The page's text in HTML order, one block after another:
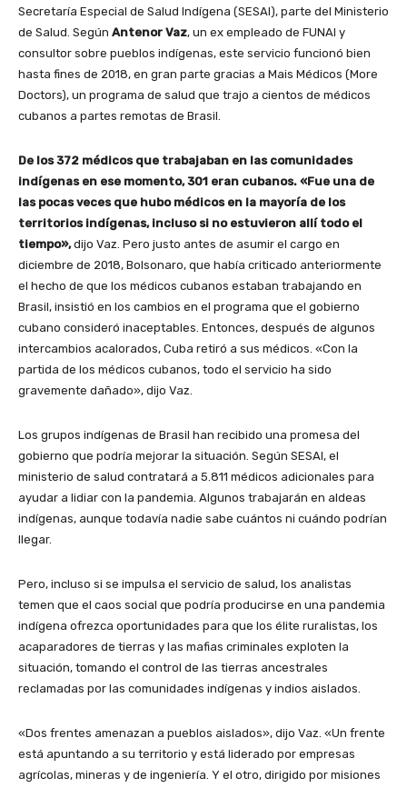
Secretaría Especial de Salud Indígena (SESAI), parte del Ministerio
de Salud. Según Antenor Vaz, un ex empleado de FUNAI y
consultor sobre pueblos indígenas, este servicio funcionó bien
hasta fines de 2018, en gran parte gracias a Mais Médicos (More
Doctors), un programa de salud que trajo a cientos de médicos
cubanos a partes remotas de Brasil.
De los 372 médicos que trabajaban en las comunidades
indígenas en ese momento, 301 eran cubanos. «Fue una de
las pocas veces que hubo médicos en la mayoría de los
territorios indígenas, incluso si no estuvieron allí todo el
tiempo»,dijo Vaz. Pero justo antes de asumir el cargo en
diciembre de 2018, Bolsonaro, que había criticado anteriormente
el hecho de que los médicos cubanos estaban trabajando en
Brasil, insistió en los cambios en el programa que el gobierno
cubano consideró inaceptables. Entonces, después de algunos
intercambios acalorados, Cuba retiró a sus médicos. «Con la
partida de los médicos cubanos, todo el servicio ha sido
gravemente dañado», dijo Vaz.
Los grupos indígenas de Brasil han recibido una promesa del
gobierno que podría mejorar la situación. Según SESAI, el
ministerio de salud contratará a 5.811 médicos adicionales para
ayudar a lidiar con la pandemia. Algunos trabajarán en aldeas
indígenas, aunque todavía nadie sabe cuántos ni cuándo podrían
llegar.
Pero, incluso si se impulsa el servicio de salud, los analistas
temen que el caos social que podría producirse en una pandemia
indígena ofrezca oportunidades para que los élite ruralistas, los
acaparadores de tierras y las mafias criminales exploten la
situación, tomando el control de las tierras ancestrales
reclamadas por las comunidades indígenas y indios aislados.
«Dos frentes amenazan a pueblos aislados», dijo Vaz. «Un frente
está apuntando a su territorio y está liderado por empresas
agrícolas, mineras y de ingeniería. Y el otro, dirigido por misiones